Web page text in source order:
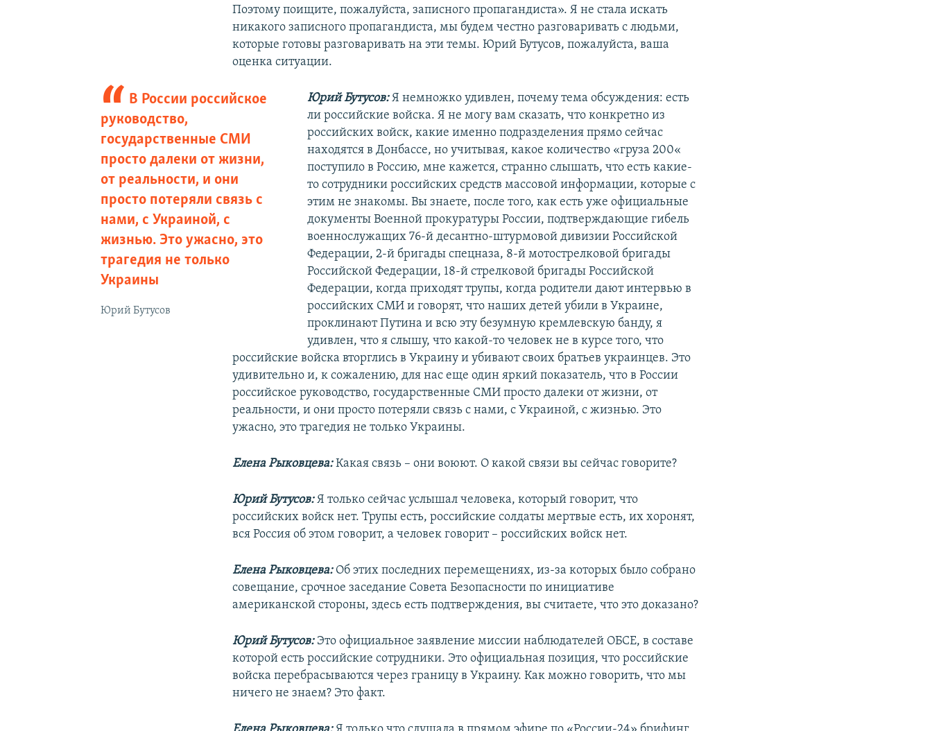
Поэтому поищите, пожалуйста, записного пропагандиста». Я не стала искать
никакого записного пропагандиста, мы будем честно разговаривать с людьми,
которые готовы разговаривать на эти темы. Юрий Бутусов, пожалуйста, ваша
оценка ситуации.
В России российское
руководство,
государственные СМИ
просто далеки от жизни,
от реальности, и они
просто потеряли связь с
нами, с Украиной, с
жизнью. Это ужасно, это
трагедия не только
Украины
Юрий Бутусов
Юрий Бутусов:Я немножко удивлен, почему тема обсуждения: есть
ли российские войска. Я не могу вам сказать, что конкретно из
российских войск, какие именно подразделения прямо сейчас
находятся в Донбассе, но учитывая, какое количество «груза 200«
поступило в Россию, мне кажется, странно слышать, что есть какие-
то сотрудники российских средств массовой информации, которые с
этим не знакомы. Вы знаете, после того, как есть уже официальные
документы Военной прокуратуры России, подтверждающие гибель
военнослужащих 76-й десантно-штурмовой дивизии Российской
Федерации, 2-й бригады спецназа, 8-й мотострелковой бригады
Российской Федерации, 18-й стрелковой бригады Российской
Федерации, когда приходят трупы, когда родители дают интервью в
российских СМИ и говорят, что наших детей убили в Украине,
проклинают Путина и всю эту безумную кремлевскую банду, я
удивлен, что я слышу, что какой-то человек не в курсе того, что
российские войска вторглись в Украину и убивают своих братьев украинцев. Это
удивительно и, к сожалению, для нас еще один яркий показатель, что в России
российское руководство, государственные СМИ просто далеки от жизни, от
реальности, и они просто потеряли связь с нами, с Украиной, с жизнью. Это
ужасно, это трагедия не только Украины.
Елена Рыковцева:Какая связь – они воюют. О какой связи вы сейчас говорите?
Юрий Бутусов:Я только сейчас услышал человека, который говорит, что
российских войск нет. Трупы есть, российские солдаты мертвые есть, их хоронят,
вся Россия об этом говорит, а человек говорит – российских войск нет.
Елена Рыковцева:Об этих последних перемещениях, из-за которых было собрано
совещание, срочное заседание Совета Безопасности по инициативе
американской стороны, здесь есть подтверждения, вы считаете, что это доказано?
Юрий Бутусов: Это официальное заявление миссии наблюдателей ОБСЕ, в составе
которой есть российские сотрудники. Это официальная позиция, что российские
войска перебрасываются через границу в Украину. Как можно говорить, что мы
ничего не знаем? Это факт.